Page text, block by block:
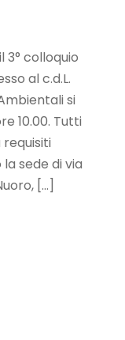
3° colloquio
al c.d.L.
si
10.00. Tutti
sede di via
[…]